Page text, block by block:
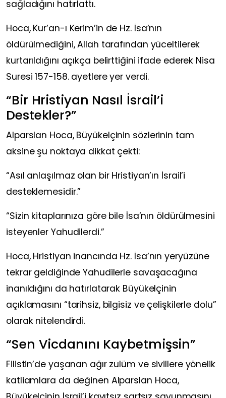
sağladığını hatırlattı.
Hoca, Kur’an-ı Kerim’in de Hz. İsa’nın
öldürülmediğini, Allah tarafından yüceltilerek
kurtarıldığını açıkça belirttiğini ifade ederek Nisa
Suresi 157-158. ayetlere yer verdi.
“Bir Hristiyan Nasıl İsrail’i
Destekler?”
Alparslan Hoca, Büyükelçinin sözlerinin tam
aksine şu noktaya dikkat çekti:
“Asıl anlaşılmaz olan bir Hristiyan’ın İsrail’i
desteklemesidir.”
“Sizin kitaplarınıza göre bile İsa’nın öldürülmesini
isteyenler Yahudilerdi.”
Hoca, Hristiyan inancında Hz. İsa’nın yeryüzüne
tekrar geldiğinde Yahudilerle savaşacağına
inanıldığını da hatırlatarak Büyükelçinin
açıklamasını “tarihsiz, bilgisiz ve çelişkilerle dolu”
olarak nitelendirdi.
“Sen Vicdanını Kaybetmişsin”
Filistin’de yaşanan ağır zulüm ve sivillere yönelik
katliamlara da değinen Alparslan Hoca,